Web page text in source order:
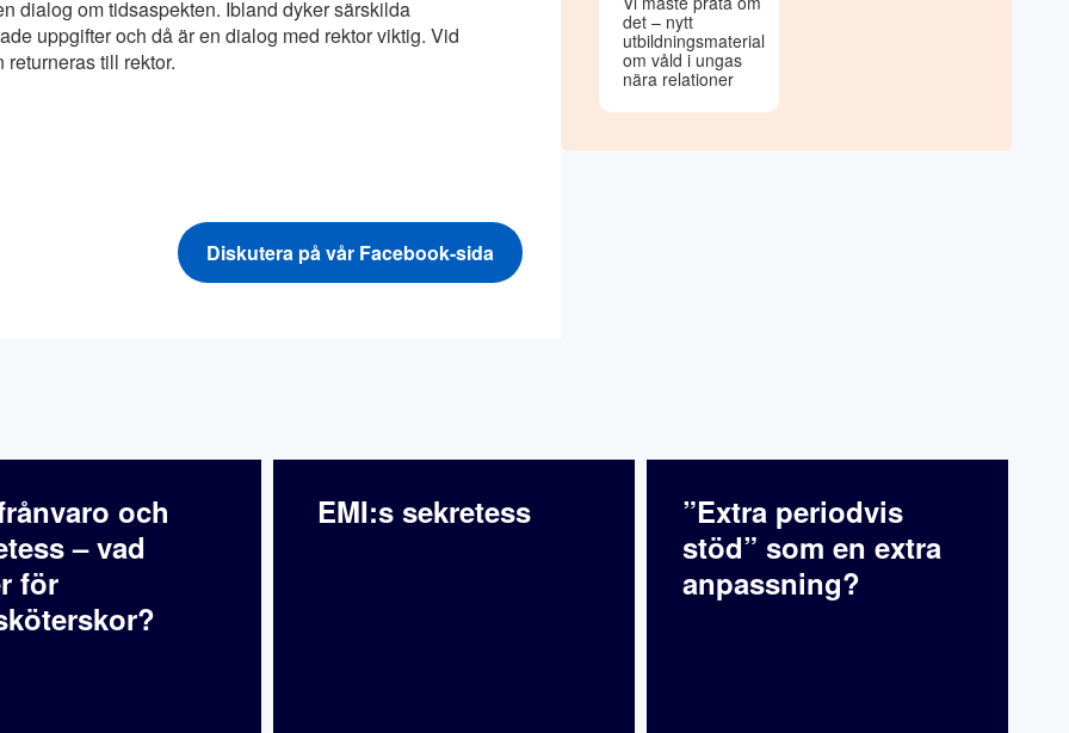
dialog om tidsaspekten. Ibland dyker särskilda
uppgifter och då är en dialog med rektor viktig. Vid
till rektor.
Diskutera på vår Facebook-sida
det – nytt
utbildningsmaterial
om våld i ungas
nära relationer
och
– vad
för
EMI:s sekretess
”Extra periodvis
stöd” som en extra
anpassning?